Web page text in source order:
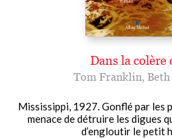
Dans la colère
Tom Franklin,
Mississippi, 1927. Gonflé par les
menace de détruire les digues
d’engloutir le petit